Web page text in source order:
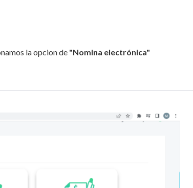
la opcion de "Nomina electrónica"